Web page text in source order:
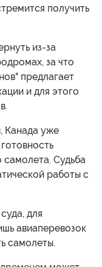
получить
из-за
за что
предлагает
и для этого
Канада уже
самолета. Судьба
работы с
для
авиаперевозок
самолеты.